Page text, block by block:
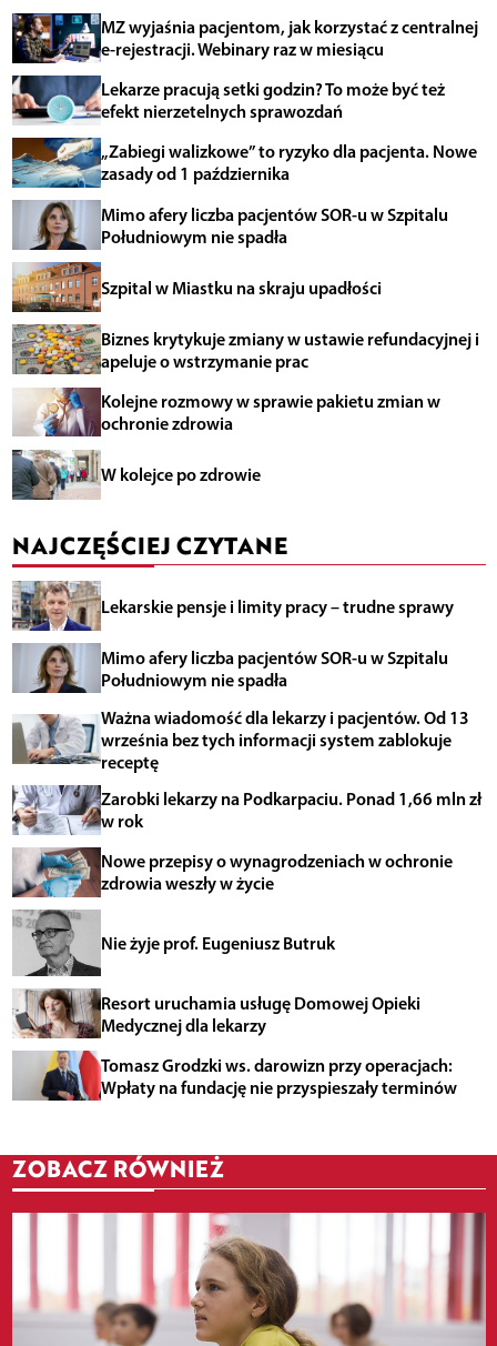
MZ wyjaśnia pacjentom, jak korzystać z centralnej
e-rejestracji. Webinary raz w miesiącu
Lekarze pracują setki godzin? To może być też
efekt nierzetelnych sprawozdań
„Zabiegi walizkowe” to ryzyko dla pacjenta. Nowe
zasady od 1 października
Mimo afery liczba pacjentów SOR-u w Szpitalu
Południowym nie spadła
Szpital w Miastku na skraju upadłości
Biznes krytykuje zmiany w ustawie refundacyjnej i
apeluje o wstrzymanie prac
Kolejne rozmowy w sprawie pakietu zmian w
ochronie zdrowia
W kolejce po zdrowie
NAJCZĘŚCIEJ CZYTANE
Lekarskie pensje i limity pracy – trudne sprawy
Mimo afery liczba pacjentów SOR-u w Szpitalu
Południowym nie spadła
Ważna wiadomość dla lekarzy i pacjentów. Od 13
września bez tych informacji system zablokuje
receptę
Zarobki lekarzy na Podkarpaciu. Ponad 1,66 mln zł
w rok
Nowe przepisy o wynagrodzeniach w ochronie
zdrowia weszły w życie
Nie żyje prof. Eugeniusz Butruk
Resort uruchamia usługę Domowej Opieki
Medycznej dla lekarzy
Tomasz Grodzki ws. darowizn przy operacjach:
Wpłaty na fundację nie przyspieszały terminów
ZOBACZ RÓWNIEŻ